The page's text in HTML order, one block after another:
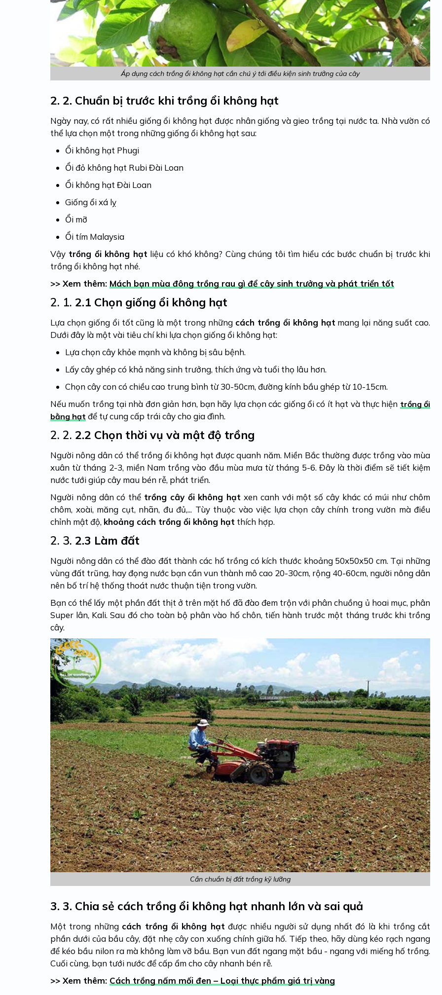
Áp dụng cách trồng ổi không hạt cần chú ý tới điều kiện sinh trưởng của cây
2. 2. Chuẩn bị trước khi trồng ổi không hạt
Ngày nay, có rất nhiều giống ổi không hạt được nhân giống và gieo trồng tại nước ta. Nhà vườn có
thể lựa chọn một trong những giống ổi không hạt sau:
Ổi không hạt Phugi
Ổi đỏ không hạt Rubi Đài Loan
Ổi không hạt Đài Loan
Giống ổi xá lỵ
Ổi mỡ
Ổi tím Malaysia
Vậy trồng ổi không hạt liệu có khó không? Cùng chúng tôi tìm hiểu các bước chuẩn bị trước khi
trồng ổi không hạt nhé.
>> Xem thêm: Mách bạn mùa đông trồng rau gì để cây sinh trưởng và phát triển tốt
2. 1. 2.1 Chọn giống ổi không hạt
Lựa chọn giống ổi tốt cũng là một trong những cách trồng ổi không hạt mang lại năng suất cao.
Dưới đây là một vài tiêu chí khi lựa chọn giống ổi không hạt:
Lựa chọn cây khỏe mạnh và không bị sâu bệnh.
Lấy cây ghép có khả năng sinh trưởng, thích ứng và tuổi thọ lâu hơn.
Chọn cây con có chiều cao trung bình từ 30-50cm, đường kính bầu ghép từ 10-15cm.
Nếu muốn trồng tại nhà đơn giản hơn, bạn hãy lựa chọn các giống ổi có ít hạt và thực hiện trồng ổi
bằng hạt để tự cung cấp trái cây cho gia đình.
2. 2. 2.2 Chọn thời vụ và mật độ trồng
Người nông dân có thể trồng ổi không hạt được quanh năm. Miền Bắc thường được trồng vào mùa
xuân từ tháng 2-3, miền Nam trồng vào đầu mùa mưa từ tháng 5-6. Đây là thời điểm sẽ tiết kiệm
nước tưới giúp cây mau bén rễ, phát triển.
Người nông dân có thể trồng cây ổi không hạt xen canh với một số cây khác có múi như chôm
chôm, xoài, măng cụt, nhãn, đu đủ,... Tùy thuộc vào việc lựa chọn cây chính trong vườn mà điều
chỉnh mật độ, khoảng cách trồng ổi không hạt thích hợp.
2. 3. 2.3 Làm đất
Người nông dân có thể đào đất thành các hố trồng có kích thước khoảng 50x50x50 cm. Tại những
vùng đất trũng, hay đọng nước bạn cần vun thành mô cao 20-30cm, rộng 40-60cm, người nông dân
nên bố trí hệ thống thoát nước thuận tiện trong vườn.
Bạn có thể lấy một phần đất thịt ở trên mặt hố đã đào đem trộn với phân chuồng ủ hoai mục, phân
Super lân, Kali. Sau đó cho toàn bộ phân vào hố chôn, tiến hành trước một tháng trước khi trồng
cây.
Cần chuẩn bị đất trồng kỹ lưỡng
3. 3. Chia sẻ cách trồng ổi không hạt nhanh lớn và sai quả
Một trong những cách trồng ổi không hạt được nhiều người sử dụng nhất đó là khi trồng cắt
phần dưới của bầu cây, đặt nhẹ cây con xuống chính giữa hố. Tiếp theo, hãy dùng kéo rạch ngang
để kéo bầu nilon ra mà không làm vỡ bầu. Bạn vun đất ngang mặt bầu - ngang với miếng hố trồng.
Cuối cùng, bạn tưới nước để cấp ẩm cho cây nhanh bén rễ.
>> Xem thêm: Cách trồng nấm mối đen – Loại thực phẩm giá trị vàng